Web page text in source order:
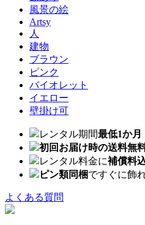
風景の絵
Artsy
人
建物
ブラウン
ピンク
バイオレット
イエロー
壁掛け可
レンタル期間最低1か月
初回お届け時の送料無
レンタル料金に補償料
ピン類同梱ですぐに飾
よくある質問